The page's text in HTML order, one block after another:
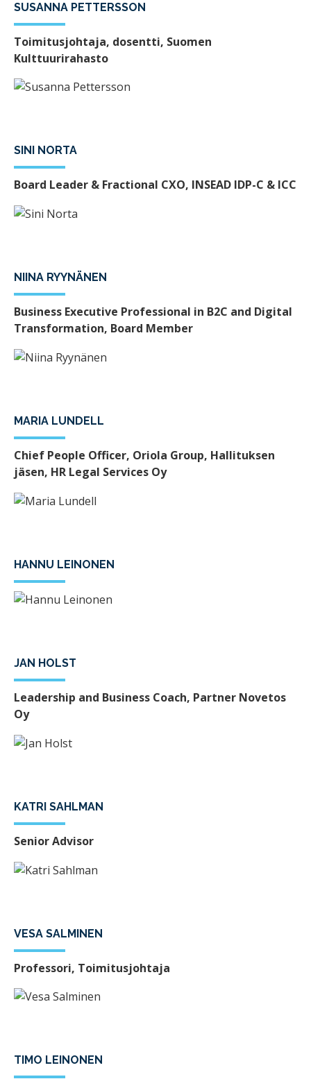
SUSANNA PETTERSSON
Toimitusjohtaja, dosentti, Suomen
Kulttuurirahasto
SINI NORTA
Board Leader & Fractional CXO, INSEAD IDP-C & ICC
NIINA RYYNÄNEN
Business Executive Professional in B2C and Digital
Transformation, Board Member
MARIA LUNDELL
Chief People Officer, Oriola Group, Hallituksen
jäsen, HR Legal Services Oy
HANNU LEINONEN
JAN HOLST
Leadership and Business Coach, Partner Novetos
Oy
KATRI SAHLMAN
Senior Advisor
VESA SALMINEN
Professori, Toimitusjohtaja
TIMO LEINONEN